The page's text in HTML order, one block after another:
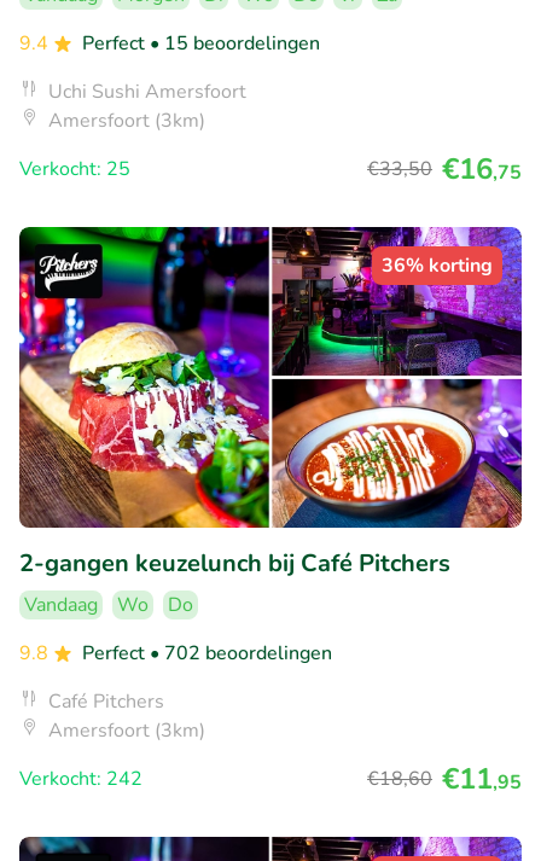
9.4
Perfect • 15 beoordelingen
Uchi Sushi Amersfoort
Amersfoort (3km)
Verkocht: 25
€33,50 €16,75
36% korting
2-gangen keuzelunch bij Café Pitchers
Vandaag Wo
Do
9.8
Perfect • 702 beoordelingen
Café Pitchers
Amersfoort (3km)
Verkocht: 242
€18,60 €11,95